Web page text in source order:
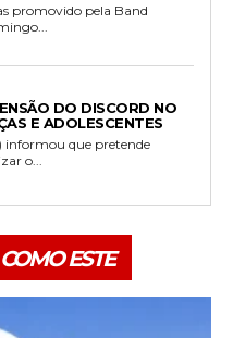
promovido pela Band
DO DISCORD NO
E ADOLESCENTES
informou que pretende
o...
ESTE